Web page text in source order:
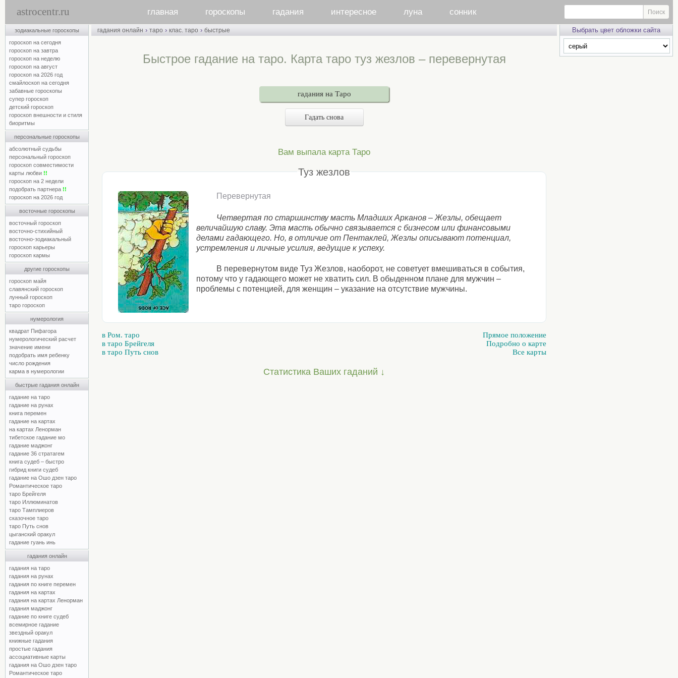
astrocentr.ru главная гороскопы гадания интересное луна сонник
зодиакальные гороскопы
гороскоп на сегодня
гороскоп на завтра
гороскоп на неделю
гороскоп на август
гороскоп на 2026 год
смайлоскоп на сегодня
забавные гороскопы
супер гороскоп
детский гороскоп
гороскоп внешности и стиля
биоритмы
персональные гороскопы
абсолютный судьбы
персональный гороскоп
гороскоп совместимости
карты любви !!
гороскоп на 2 недели
подобрать партнера !!
гороскоп на 2026 год
восточные гороскопы
восточный гороскоп
восточно-стихийный
восточно-зодиакальный
гороскоп карьеры
гороскоп кармы
другие гороскопы
гороскоп майя
славянский гороскоп
лунный гороскоп
таро гороскоп
нумерология
квадрат Пифагора
нумерологический расчет
значение имени
подобрать имя ребенку
число рождения
карма в нумерологии
быстрые гадания онлайн
гадание на таро
гадание на рунах
книга перемен
гадание на картах
на картах Ленорман
тибетское гадание мо
гадание маджонг
гадание 36 стратагем
книга судеб – быстро
гибрид книги судеб
гадание на Ошо дзен таро
Романтическое таро
таро Брейгеля
таро Иллюминатов
таро Тамплиеров
сказочное таро
таро Путь снов
цыганский оракул
гадание гуань инь
гадания онлайн
гадания на таро
гадания на рунах
гадания по книге перемен
гадания на картах
гадания на картах Ленорман
гадания маджонг
гадание по книге судеб
всемирное гадание
звездный оракул
книжные гадания
простые гадания
ассоциативные карты
гадания на Ошо дзен таро
Романтическое таро
гадания онлайн › таро › клас. таро › быстрые
Быстрое гадание на таро. Карта таро туз жезлов – перевернутая
гадания на Таро
Гадать снова
Вам выпала карта Таро
Туз жезлов
Перевернутая
Четвертая по старшинству масть Младших Арканов – Жезлы, обещает
величайшую славу. Эта масть обычно связывается с бизнесом или финансовыми
делами гадающего. Но, в отличие от Пентаклей, Жезлы описывают потенциал,
устремления и личные усилия, ведущие к успеху.
В перевернутом виде Туз Жезлов, наоборот, не советует вмешиваться в события,
потому что у гадающего может не хватить сил. В обыденном плане для мужчин –
проблемы с потенцией, для женщин – указание на отсутствие мужчины.
в Ром. таро
в таро Брейгеля
в таро Путь снов
Прямое положение
Подробно о карте
Все карты
Статистика Ваших гаданий ↓
Выбрать цвет обложки сайта